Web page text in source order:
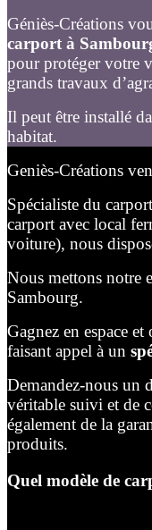
Géniès-Créations
carport à
pour protéger votre
grands travaux
Il peut être installé
habitat.
Geniès-Créations
Spécialiste du
carport avec local
voiture), nous
Nous mettons notre
Sambourg.
Gagnez en espace
faisant appel à un
Demandez-nous un
véritable suivi et de
également de la
produits.
Quel modèle de